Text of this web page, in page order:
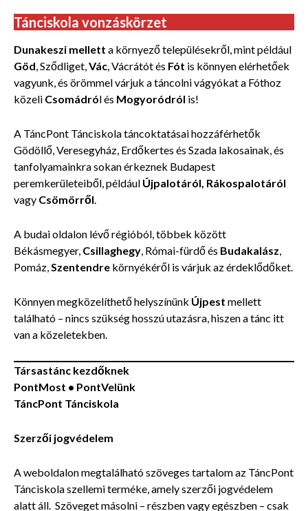
Tánciskola vonzáskörzet
Dunakeszi mellett a környező településekről, mint például
Göd, Sződliget,Vác, Vácrátót és Fót is könnyen elérhetőek
vagyunk, és örömmel várjuk a táncolni vágyókat a Fóthoz
közeli Csomádról és Mogyoródról is!
A TáncPont Tánciskola táncoktatásai hozzáférhetők
Gödöllő, Veresegyház, Erdőkertes és Szada lakosainak, és
tanfolyamainkra sokan érkeznek Budapest
peremkerületeiből, például Újpalotáról, Rákospalotáról
vagy Csömörről.
A budai oldalon lévő régióból, többek között
Békásmegyer, Csillaghegy, Római-fürdő és Budakalász,
Pomáz,Szentendre környékéről is várjuk az érdeklődőket.
Könnyen megközelíthető helyszínünk Újpest mellett
található – nincs szükség hosszú utazásra, hiszen a tánc itt
van a közeletekben.
Társastánc kezdőknek
PontMost • PontVelünk
TáncPont Tánciskola
Szerzői jogvédelem
A weboldalon megtalálható szöveges tartalom az TáncPont
Tánciskola szellemi terméke, amely szerzői jogvédelem
alatt áll. Szöveget másolni – részben vagy egészben – csak